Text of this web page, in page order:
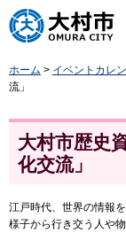
大村市
ホーム > イベントカレ
流」
大村市歴史
化交流」
江戸時代、世界の情報
様子から行き交う人や